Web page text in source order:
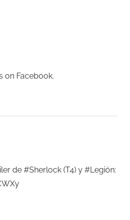
on Facebook.
de #Sherlock (T4) y #Legión: